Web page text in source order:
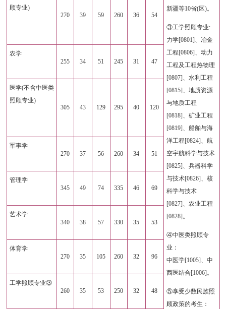
新疆等10省(区)。
③工学照顾专业:
力学[0801]、冶金
工程[0806]、动力
工程及工程热物理
[0807]、水利工程
[0815]、地质资源
与地质工程
[0818]、矿业工程
[0819]、船舶与海
洋工程[0824]、航
空宇航科学与技术
[0825]、兵器科学
与技术[0826]、核
科学与技术
[0827]、农业工程
[0828]。
④中医类照顾专
业：
中医学[1005]、中
西医结合[1006]。
⑤享受少数民族照
顾政策的考生：
顾专业)
270
39 59 260 36 54
农学
255
34 51 245 31 47
医学(不含中医类
照顾专业)
305
43 129 295 40 120
军事学
270
37 56 260 34 51
管理学
345
49 74 335 46 69
艺术学
340
38 57 330 35 53
体育学
270
35 105 260 32 96
工学照顾专业③
260
35 53 250 32 48